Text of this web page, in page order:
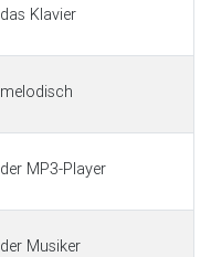
das Klavier
melodisch
der MP3-Player
der Musiker